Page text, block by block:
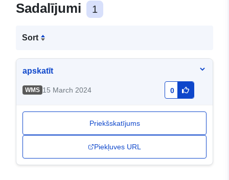
Sadalījumi 1
Sort
apskatīt
WMS 15 March 2024 0
Priekšskatījums
Piekļuves URL